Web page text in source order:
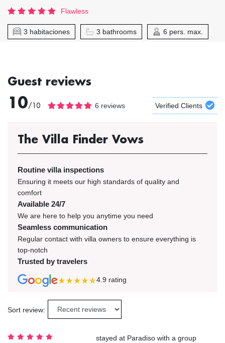
Flawless
3 habitaciones 3 bathrooms 6 pers. max.
Guest reviews
10/10 6 reviews Verified Clients
The Villa Finder Vows
Routine villa inspections
Ensuring it meets our high standards of quality and
comfort
Available 24/7
We are here to help you anytime you need
Seamless communication
Regular contact with villa owners to ensure everything is
top-notch
Trusted by travelers
4.9 rating
Sort review:
stayed at Paradiso with a group